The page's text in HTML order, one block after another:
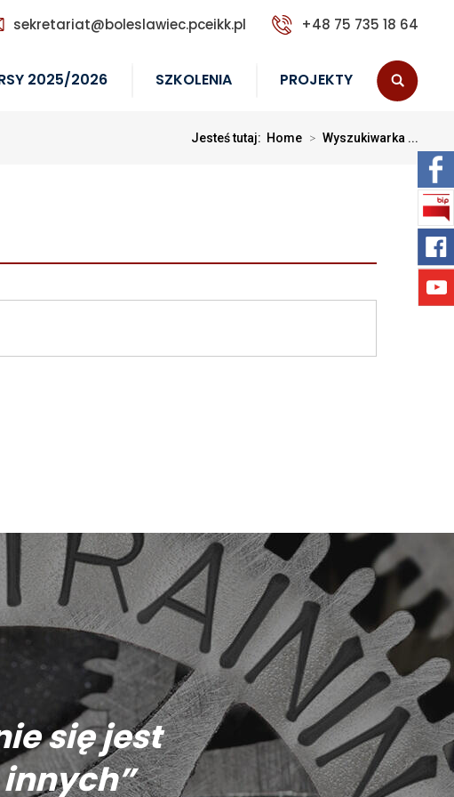
sekretariat@boleslawiec.pceikk.pl +48 75 735 18 64
2025/2026 SZKOLENIA PROJEKTY
Jesteś tutaj: Home > Wyszukiwarka ...
się jest